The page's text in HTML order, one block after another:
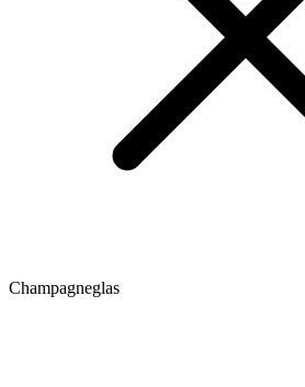
Champagneglas